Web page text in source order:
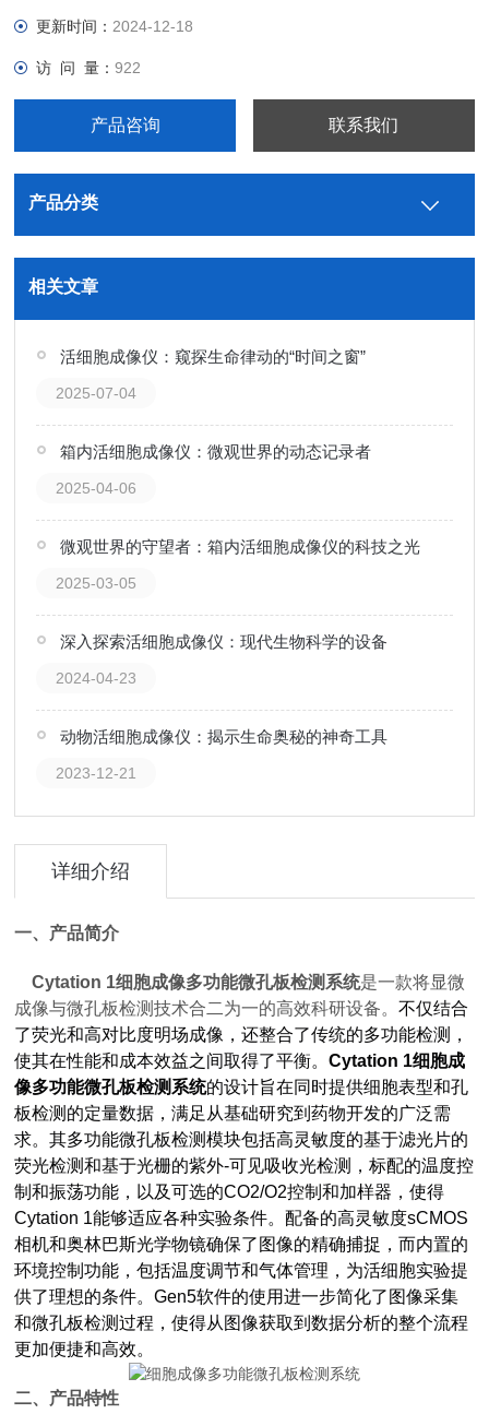
更新时间： 2024-12-18
访 问 量：922
产品咨询 联系我们
产品分类
相关文章
活细胞成像仪：窥探生命律动的“时间之窗”
2025-07-04
箱内活细胞成像仪：微观世界的动态记录者
2025-04-06
微观世界的守望者：箱内活细胞成像仪的科技之光
2025-03-05
深入探索活细胞成像仪：现代生物科学的设备
2024-04-23
动物活细胞成像仪：揭示生命奥秘的神奇工具
2023-12-21
详细介绍
一、产品简介
Cytation 1细胞成像多功能微孔板检测系统是一款将显微
成像与微孔板检测技术合二为一的高效科研设备。不仅结合
了荧光和高对比度明场成像，还整合了传统的多功能检测，
使其在性能和成本效益之间取得了平衡。Cytation 1细胞成
像多功能微孔板检测系统的设计旨在同时提供细胞表型和孔
板检测的定量数据，满足从基础研究到药物开发的广泛需
求。其多功能微孔板检测模块包括高灵敏度的基于滤光片的
荧光检测和基于光栅的紫外-可见吸收光检测，标配的温度控
制和振荡功能，以及可选的CO2/O2控制和加样器，使得
Cytation 1能够适应各种实验条件。配备的高灵敏度sCMOS
相机和奥林巴斯光学物镜确保了图像的精确捕捉，而内置的
环境控制功能，包括温度调节和气体管理，为活细胞实验提
供了理想的条件。Gen5软件的使用进一步简化了图像采集
和微孔板检测过程，使得从图像获取到数据分析的整个流程
更加便捷和高效。
二、产品特性